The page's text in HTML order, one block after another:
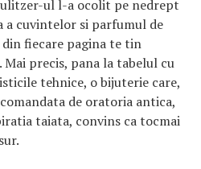
ul l-a ocolit pe nedrept
a cuvintelor si parfumul de
fiecare pagina te tin
precis, pana la tabelul cu
tehnice, o bijuterie care,
de oratoria antica,
taiata, convins ca tocmai